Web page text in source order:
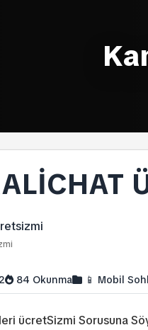
84 Okunma 📱 Mobil
ücretSizmi Sorusuna